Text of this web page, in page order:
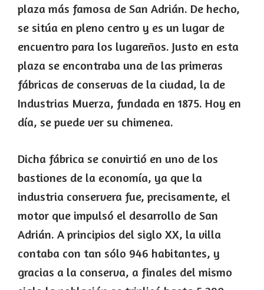
plaza más famosa de San Adrián. De hecho,
se sitúa en pleno centro y es un lugar de
encuentro para los lugareños. Justo en esta
plaza se encontraba una de las primeras
fábricas de conservas de la ciudad, la de
Industrias Muerza, fundada en 1875. Hoy en
día, se puede ver su chimenea.
Dicha fábrica se convirtió en uno de los
bastiones de la economía, ya que la
industria conservera fue, precisamente, el
motor que impulsó el desarrollo de San
Adrián. A principios del siglo XX, la villa
contaba con tan sólo 946 habitantes, y
gracias a la conserva, a finales del mismo